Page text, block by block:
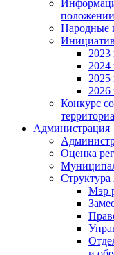
положении
Народные
2023
2024
2025
2026
Конкурс
Администрация
Оценка
Мэр